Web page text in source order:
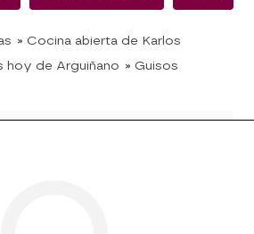
» Cocina abierta de Karlos
hoy de Arguiñano » Guisos